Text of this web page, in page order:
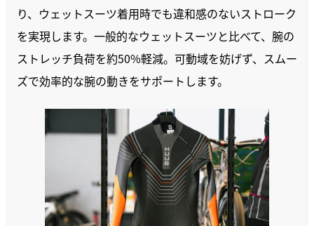
り、ウェットスーツ着用時でも違和感のないストローク
を実現します。一般的なウェットスーツと比べて、腕の
ストレッチ負荷を約50%軽減。可動域を妨げず、スムー
ズで効率的な腕の動きをサポートします。